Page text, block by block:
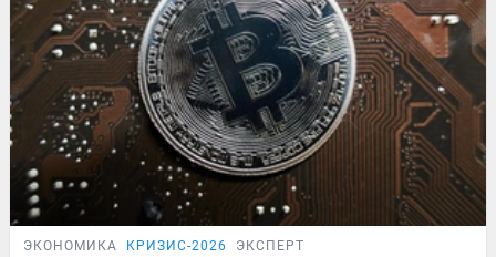
ЭКОНОМИКА КРИЗИС-2026 ЭКСПЕРТ